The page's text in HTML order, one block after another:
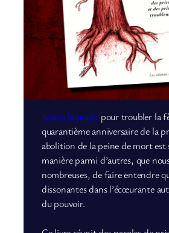
Notre bouquin pour troubler la
quarantième anniversaire de la
abolition de la peine de mort
manière parmi d’autres, que
nombreuses, de faire entendre
dissonantes dans l’écœurante
du pouvoir.